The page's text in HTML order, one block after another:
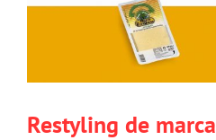
Restyling de marca